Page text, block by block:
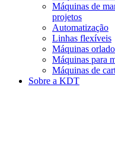
Máquinas de
projetos
Automatização
Linhas flexíveis
Máquinas
Máquinas para
Máquinas de
Sobre a KDT